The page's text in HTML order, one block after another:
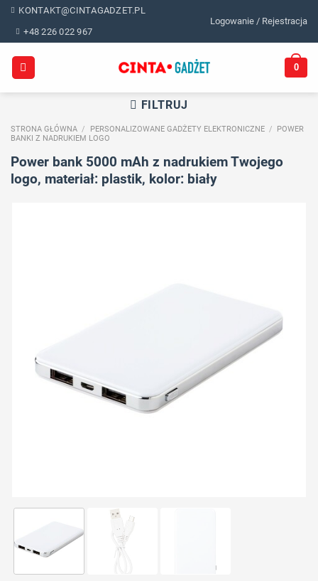
Skip
content
KONTAKT@CINTAGADZET.PL
+48 226 022 967
Logowanie / Rejestracja
0
FILTRUJ
STRONA GŁÓWNA / PERSONALIZOWANE GADŻETY ELEKTRONICZNE /
POWER
BANKI Z NADRUKIEM LOGO
Power bank 5000 mAh z nadrukiem Twojego
logo, materiał: plastik, kolor: biały